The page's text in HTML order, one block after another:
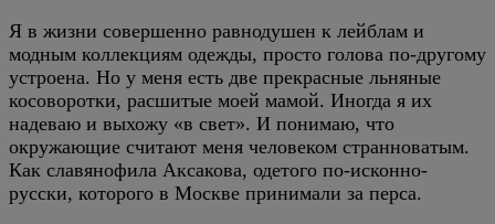
Я в жизни совершенно равнодушен к лейблам и
модным коллекциям одежды, просто голова по-другому
устроена. Но у меня есть две прекрасные льняные
косоворотки, расшитые моей мамой. Иногда я их
надеваю и выхожу «в свет». И понимаю, что
окружающие считают меня человеком странноватым.
Как славянофила Аксакова, одетого по-исконно-
русски, которого в Москве принимали за перса.